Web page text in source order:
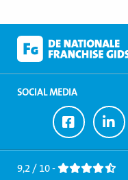
SOCIAL MEDIA
Ga
naar
Facebook
Ga
naar
9,2 / 10 -